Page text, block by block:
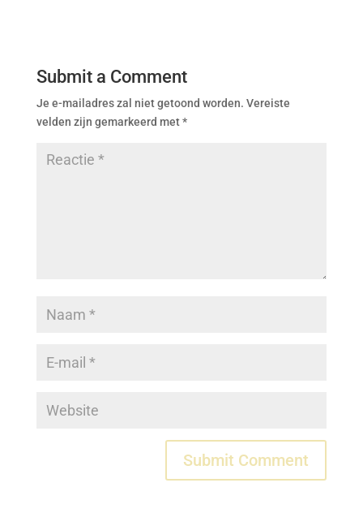
Submit a Comment
Je e-mailadres zal niet getoond worden. Vereiste
velden zijn gemarkeerd met*